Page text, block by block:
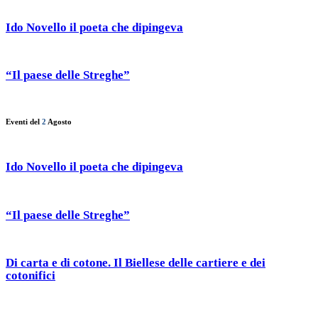
Ido Novello il poeta che dipingeva
“Il paese delle Streghe”
Eventi del 2 Agosto
Ido Novello il poeta che dipingeva
“Il paese delle Streghe”
Di carta e di cotone. Il Biellese delle cartiere e dei
cotonifici